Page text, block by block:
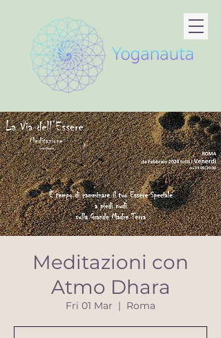
Meditazioni con
Atmo Dhara
Fri 01 Mar
  |
Roma